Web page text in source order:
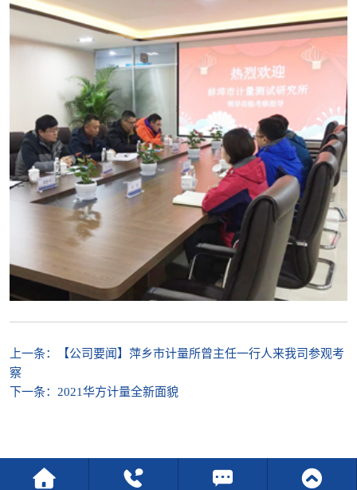
上一条：
【公司要闻】萍乡市计量所曾主任一行人来我司参观考
察
下一条： 2021华方计量全新面貌
   